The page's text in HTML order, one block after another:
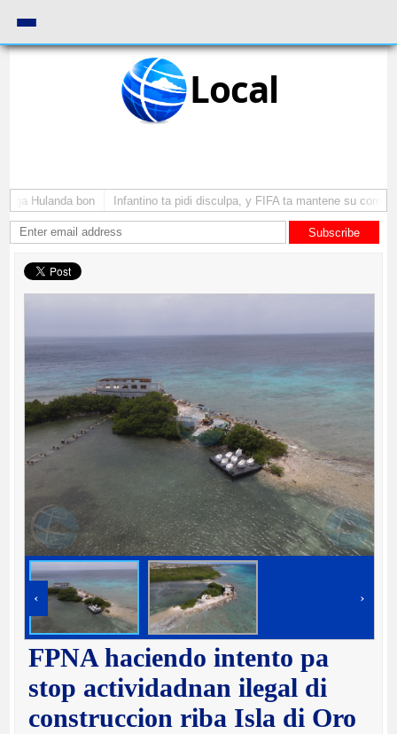
Local
Hulanda bon Infantino ta pidi disculpa, y FIFA ta mantene su como
Subscribe
‹ ›
FPNA haciendo intento pa
stop actividadnan ilegal di
construccion riba Isla di Oro